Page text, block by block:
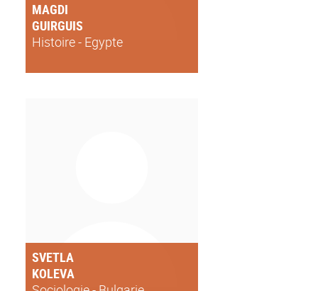
MAGDI
GUIRGUIS
Histoire - Egypte
SVETLA
KOLEVA